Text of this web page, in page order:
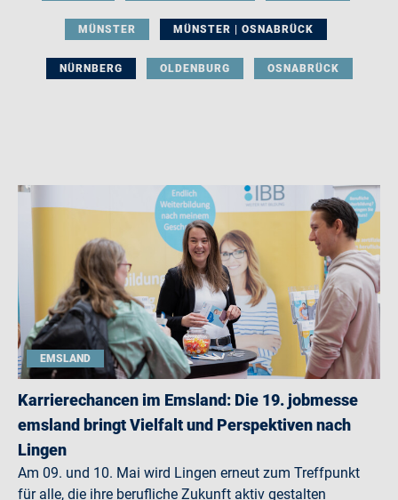
MÜNSTER MÜNSTER | OSNABRÜCK
NÜRNBERG OLDENBURG OSNABRÜCK
EMSLAND
Karrierechancen im Emsland: Die 19. jobmesse
emsland bringt Vielfalt und Perspektiven nach
Lingen
Am 09. und 10. Mai wird Lingen erneut zum Treffpunkt
für alle, die ihre berufliche Zukunft aktiv gestalten